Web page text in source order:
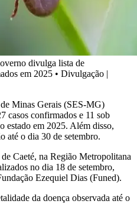
divulga lista de
em 2025 • Divulgação |
Minas Gerais (SES-MG)
casos confirmados e 11 sob
estado em 2025. Além disso,
até o dia 30 de setembro.
Caeté, na Região Metropolitana
no dia 18 de setembro,
Ezequiel Dias (Funed).
da doença observada até o